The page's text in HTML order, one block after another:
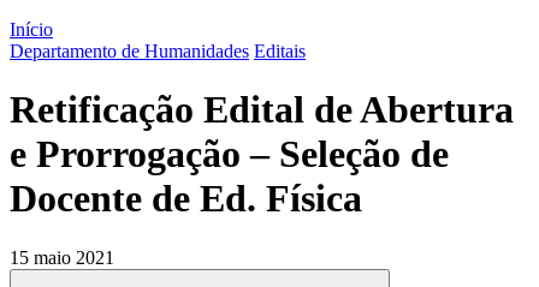
Início
Departamento de Humanidades Editais
Retificação Edital de Abertura
e Prorrogação – Seleção de
Docente de Ed. Física
15 maio 2021